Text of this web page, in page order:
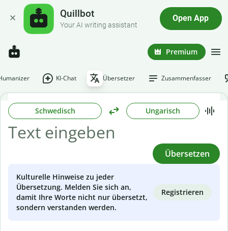
Quillbot
Your AI writing assistant
Open App
Premium
KI-Chat Übersetzer Zusammenfasser
Schwedisch Ungarisch
Übersetzen
Kulturelle Hinweise zu jeder
Übersetzung. Melden Sie sich an,
damit Ihre Worte nicht nur übersetzt,
sondern verstanden werden.
Registrieren